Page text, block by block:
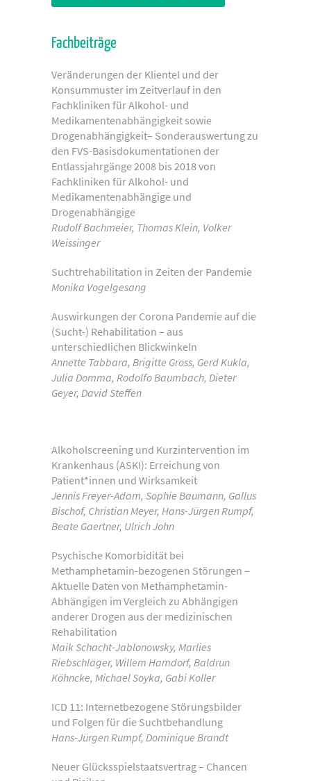
Fachbeiträge
Veränderungen der Klientel und der
Konsummuster im Zeitverlauf in den
Fachkliniken für Alkohol- und
Medikamentenabhängigkeit sowie
Drogenabhängigkeit– Sonderauswertung zu
den FVS-Basisdokumentationen der
Entlassjahrgänge 2008 bis 2018 von
Fachkliniken für Alkohol- und
Medikamentenabhängige und
Drogenabhängige
Rudolf Bachmeier, Thomas Klein, Volker
Weissinger
Suchtrehabilitation in Zeiten der Pandemie
Monika Vogelgesang
Auswirkungen der Corona Pandemie auf die
(Sucht-) Rehabilitation – aus
unterschiedlichen Blickwinkeln
Annette Tabbara, Brigitte Gross, Gerd Kukla,
Julia Domma, Rodolfo Baumbach, Dieter
Geyer, David Steffen
Alkoholscreening und Kurzintervention im
Krankenhaus (ASKI): Erreichung von
Patient*innen und Wirksamkeit
Jennis Freyer-Adam, Sophie Baumann, Gallus
Bischof, Christian Meyer, Hans-Jürgen Rumpf,
Beate Gaertner, Ulrich John
Psychische Komorbidität bei
Methamphetamin-bezogenen Störungen –
Aktuelle Daten von Methamphetamin-
Abhängigen im Vergleich zu Abhängigen
anderer Drogen aus der medizinischen
Rehabilitation
Maik Schacht-Jablonowsky, Marlies
Riebschläger, Willem Hamdorf, Baldrun
Köhncke, Michael Soyka, Gabi Koller
ICD 11: Internetbezogene Störungsbilder
und Folgen für die Suchtbehandlung
Hans-Jürgen Rumpf, Dominique Brandt
Neuer Glücksspielstaatsvertrag – Chancen